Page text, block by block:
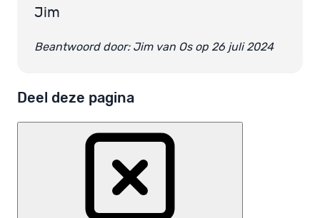
Jim
Beantwoord door: Jim van Os op 26 juli 2024
Deel deze pagina